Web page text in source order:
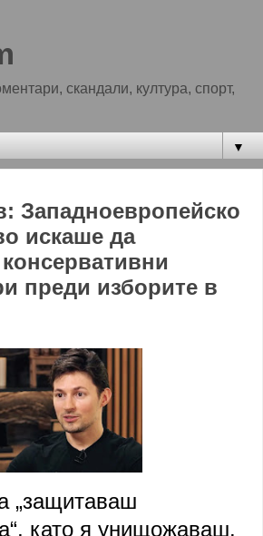
скандали, култура, спорт,
▼
Западноевропейско
искаше да
преди изборите в
„защитаваш
като я унищожаваш.